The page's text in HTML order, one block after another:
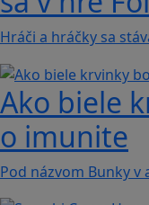
Hráči a hráčky sa
Ako biele
o imunite
Pod názvom Bunky